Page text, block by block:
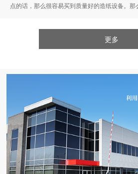
点的话，那么很容易买到质量好的造纸设备。
更多